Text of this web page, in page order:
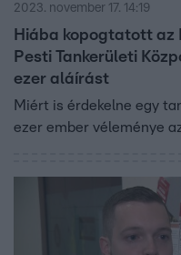
2023. november 17. 14:19
Hiába kopogtatott az
Pesti Tankerületi
ezer aláírást
Miért is érdekelne egy
ezer ember véleménye